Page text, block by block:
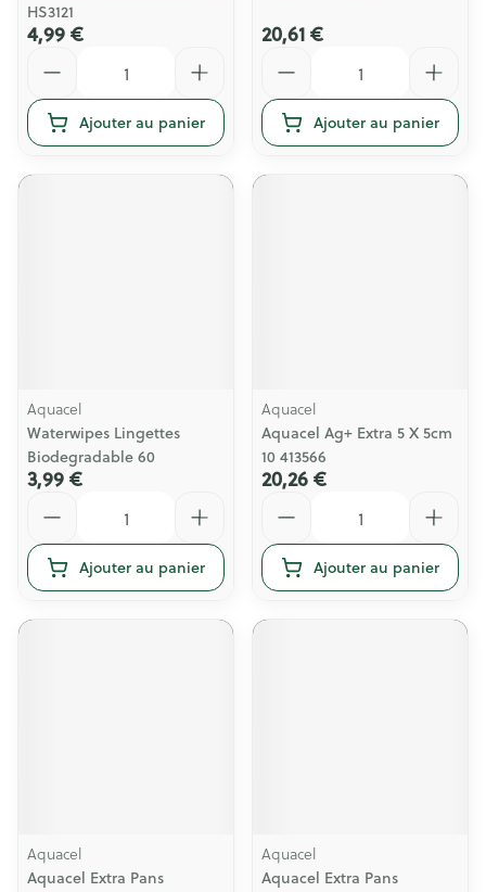
HS3121
4,99 €
Ajouter au panier
20,61 €
Ajouter au panier
Aquacel
Waterwipes Lingettes
Biodegradable 60
3,99 €
Ajouter au panier
Aquacel
Aquacel Ag+ Extra 5 X 5cm
10 413566
20,26 €
Ajouter au panier
Aquacel
Aquacel Extra Pans
Aquacel
Aquacel Extra Pans